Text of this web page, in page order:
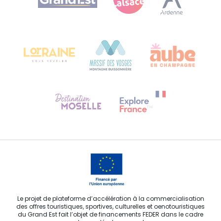
Bureau de Colmar (siège administratif)
Contactez-nous
Le projet de plateforme d’accélération à la commercialisation
des offres touristiques, sportives, culturelles et oenotouristiques
du Grand Est fait l’objet de financements FEDER dans le cadre